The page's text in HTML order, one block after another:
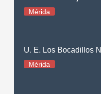
Mérida
U. E. Los Bocadillos
Mérida